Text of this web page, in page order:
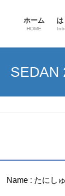
ホーム
HOME
SEDAN
Name : たにし